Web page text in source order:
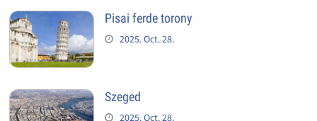
Pisai ferde torony
2025. Oct. 28.
Szeged
2025. Oct. 28.